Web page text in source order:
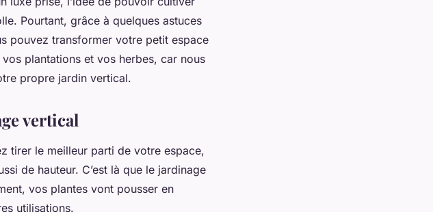
Pourtant, grâce à quelques astuces
pouvez transformer votre petit espace
plantations et vos herbes, car nous
propre jardin vertical.
vertical
tirer le meilleur parti de votre espace,
de hauteur. C’est là que le jardinage
vos plantes vont pousser en
utilisations.